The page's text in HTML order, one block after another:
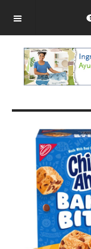
OFF CANVAS